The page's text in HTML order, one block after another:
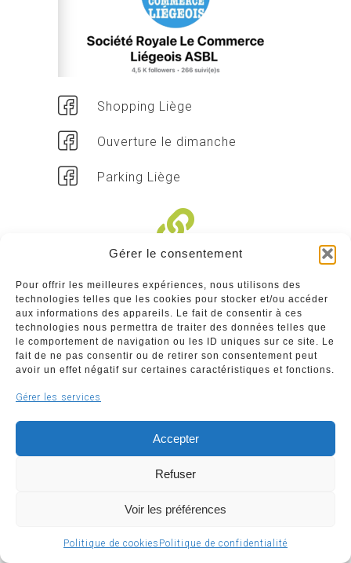
Gérer le consentement
Pour offrir les meilleures expériences, nous utilisons des
technologies telles que les cookies pour stocker et/ou accéder
aux informations des appareils. Le fait de consentir à ces
technologies nous permettra de traiter des données telles que
le comportement de navigation ou les ID uniques sur ce site. Le
fait de ne pas consentir ou de retirer son consentement peut
avoir un effet négatif sur certaines caractéristiques et fonctions.
Gérer les services
Accepter
Refuser
Voir les préférences
Politique de cookies Politique de confidentialité
Shopping Liège
Ouverture le dimanche
Parking Liège
Commerçants
Annuaire des commerçants : insérez gratuitement
votre activité dans notre annuaire sur notre site ci-
dessous
Copyright © 2026 Société Royale Le Commerce Liégeois